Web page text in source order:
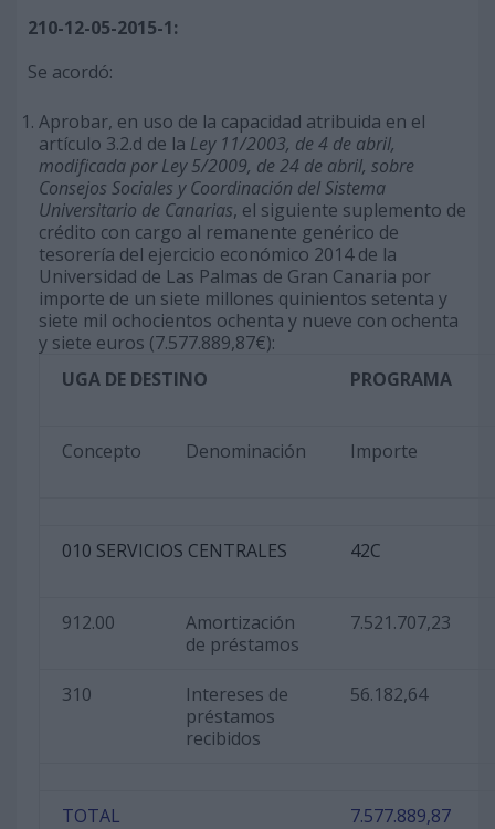
210-12-05-2015-1:
Se acordó:
Aprobar, en uso de la capacidad atribuida en el
artículo 3.2.d de la Ley 11/2003, de 4 de abril,
modificada por Ley 5/2009, de 24 de abril, sobre
Consejos Sociales y Coordinación del Sistema
Universitario de Canarias, el siguiente suplemento de
crédito con cargo al remanente genérico de
tesorería del ejercicio económico 2014 de la
Universidad de Las Palmas de Gran Canaria por
importe de un siete millones quinientos setenta y
siete mil ochocientos ochenta y nueve con ochenta
y siete euros (7.577.889,87€):
UGA DE DESTINO
PROGRAMA
Concepto Denominación Importe
010 SERVICIOS CENTRALES 42C
912.00
Amortización
de préstamos
7.521.707,23
310
Intereses de
préstamos
recibidos
56.182,64
TOTAL 7.577.889,87